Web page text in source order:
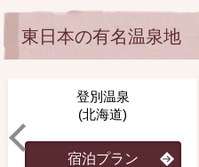
東日本の有名温泉地
登別温泉
(北海道)
宿泊プラン